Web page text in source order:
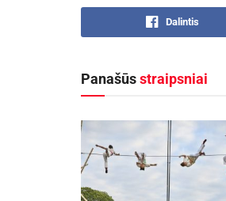
Dalintis
Panašūsstraipsniai